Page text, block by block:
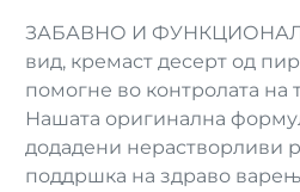
ЗАБАВНО И
вид, кремаст десерт од
помогне во контролата на
Нашата оригинална
додадени нерастворливи
поддршка на здраво